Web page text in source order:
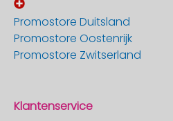
Promostore Duitsland
Promostore Oostenrijk
Promostore Zwitserland
Klantenservice